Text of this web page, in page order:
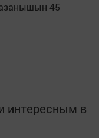
45
интересным в